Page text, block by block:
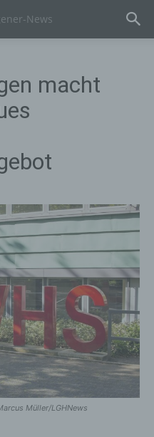
macht
Müller/LGHNews